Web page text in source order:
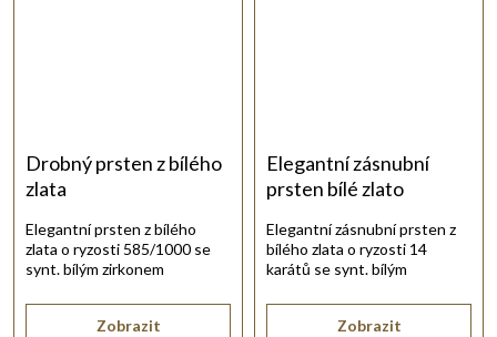
Drobný prsten z bílého
zlata
Zobrazit
Elegantní prsten z bílého
zlata o ryzosti 585/1000 se
synt. bílým zirkonem
Elegantní zásnubní
prsten bílé zlato
Zobrazit
Elegantní zásnubní prsten z
bílého zlata o ryzosti 14
karátů se synt. bílým